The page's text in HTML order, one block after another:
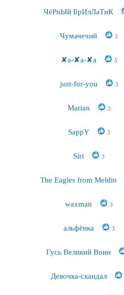
ЧёРнЫй БрИлЛаТиК
Чумачечий 3
✘a-✘a-✘a 5
just-for-you 3
Marian 3
SappY 3
Siri 3
The Eagles from Meldin
waxman 3
альфёнка 3
Гусь Великий Воин
Девочка-скандал